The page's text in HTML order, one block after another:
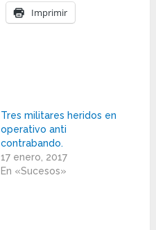
Imprimir
Tres militares heridos en
operativo anti
contrabando.
17 enero, 2017
En «Sucesos»